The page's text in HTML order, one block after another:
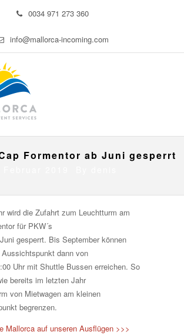
0034 971 273 360
info@mallorca-incoming.com
Formentor ab Juni gesperrt
wird die Zufahrt zum Leuchtturm am
für PKW´s
gesperrt. Bis September können
dann von
Uhr mit Shuttle Bussen erreichen. So
bereits im letzten Jahr
von Mietwagen am kleinen
begrenzen.
Mallorca auf unseren Ausflügen >>>